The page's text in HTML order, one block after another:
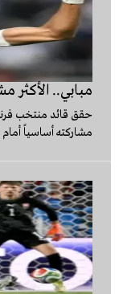
مبابي.. الأكثر
حقق قائد منتخب
مشاركته أساسياً